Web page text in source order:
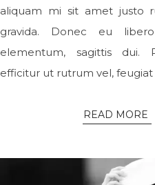
aliquam mi sit amet justo
gravida. Donec eu
elementum, sagittis dui.
efficitur ut rutrum vel, feugiat
READ MORE